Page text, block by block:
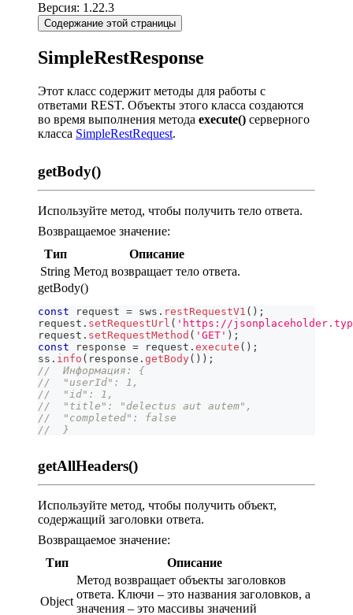
Версия: 1.22.3
Содержание этой страницы
SimpleRestResponse
Этот класс содержит методы для работы с
ответами REST. Объекты этого класса создаются
во время выполнения метода execute() серверного
класса SimpleRestRequest.
getBody()
Используйте метод, чтобы получить тело ответа.
Возвращаемое значение:
Тип
Описание
String Метод возвращает тело ответа.
getBody()
const request = sws . restRequestV1 ( ) ;
request . setRequestUrl ( 'https://
request . setRequestMethod ( 'GET' ) ;
const response = request . execute ( ) ;
ss . info ( response . getBody( ) ) ;
//  Информация: {
//  "userId": 1,
//  "id": 1,
//  "title": "delectus aut autem",
//  "completed": false
//  }
getAllHeaders()
Используйте метод, чтобы получить объект,
содержащий заголовки ответа.
Возвращаемое значение:
Тип
Описание
Object
Метод возвращает объекты заголовков
ответа. Ключи – это названия заголовков, а
значения – это массивы значений